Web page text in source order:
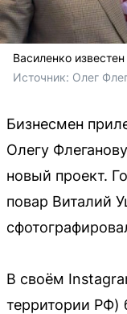
Василенко
Источник: Олег
Бизнесмен
Олегу
новый проект.
повар Виталий
В своём
территории РФ)